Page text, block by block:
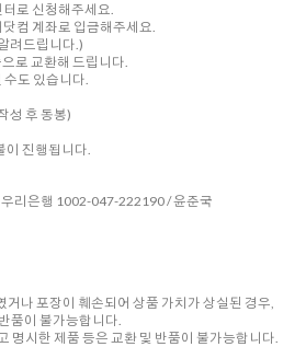
로 신청해주세요.
컴 계좌로 입금해주세요.
려드립니다.)
로 교환해 드립니다.
수도 있습니다.
성 후 동봉)
이 진행됩니다.
리은행 1002-047-222190 / 윤준국
나 포장이 훼손되어 상품 가치가 상실된 경우,
품이 불가능합니다.
명시한 제품 등은 교환 및 반품이 불가능합니다.